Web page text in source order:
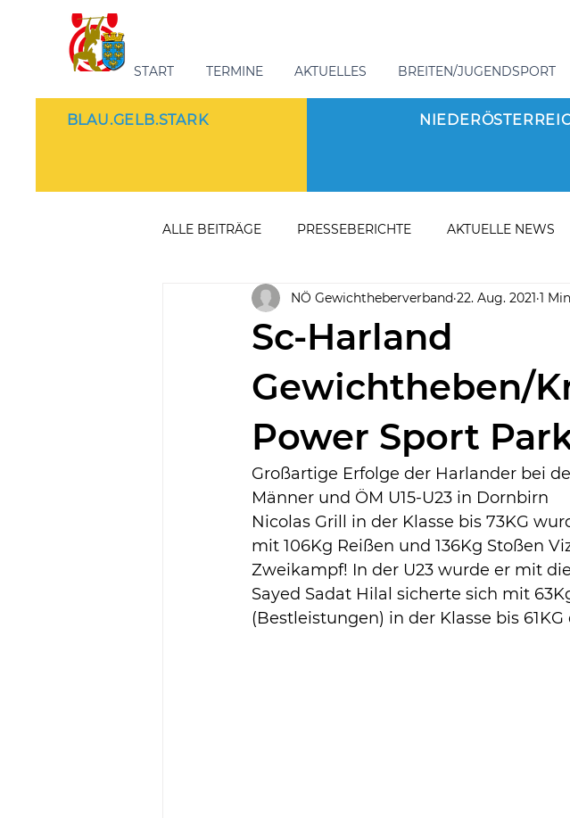
START TERMINE AKTUELLES BREITEN/JUGENDSPORT
BLAU.GELB.STARK
ALLE BEITRÄGE PRESSEBERICHTE AKTUELLE NEWS
Sc-Harland
Gewichtheben/
Power Sport
NÖ Gewichtheberverband 22. Aug. 2021 1
Großartige Erfolge der Harlander bei
Männer und ÖM U15-U23 in Dornbirn
Nicolas Grill in der Klasse bis 73KG
mit 106Kg Reißen und 136Kg Stoßen
Zweikampf! In der U23 wurde er mit
Sayed Sadat Hilal sicherte sich mit
(Bestleistungen) in der Klasse bis